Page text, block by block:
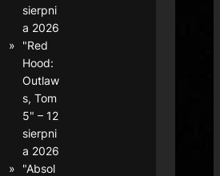
sierpni
a 2026
"Red
Hood:
Outlaw
s, Tom
5" – 12
sierpni
a 2026
"Absol